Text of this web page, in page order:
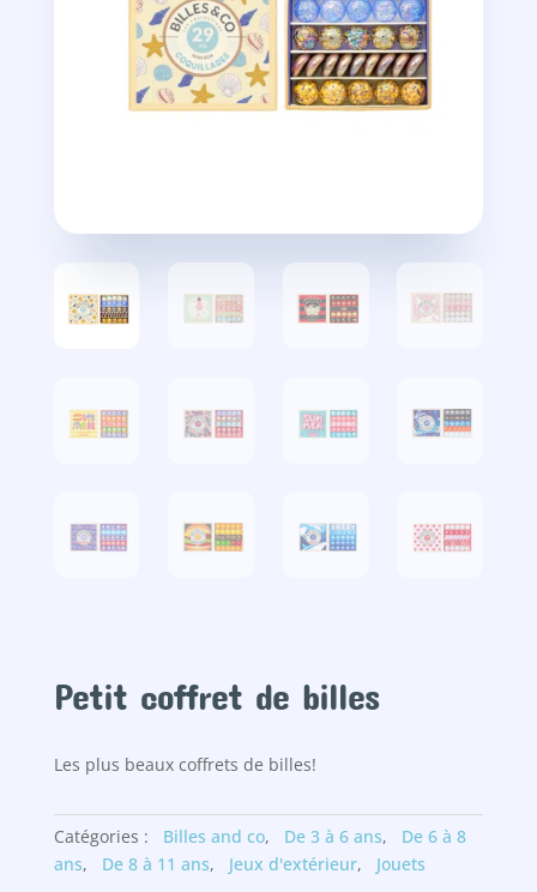
Petit coffret de billes
Les plus beaux coffrets de billes!
Catégories : Billes and co, De 3 à 6 ans,
De 6 à 8
ans, De 8 à 11 ans, Jeux d'extérieur, Jouets